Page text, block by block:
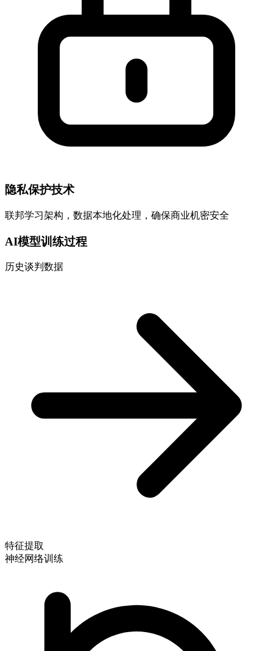
隐私保护技术
联邦学习架构，数据本地化处理，确保商业机密安全
AI模型训练过程
历史谈判数据
特征提取
神经网络训练